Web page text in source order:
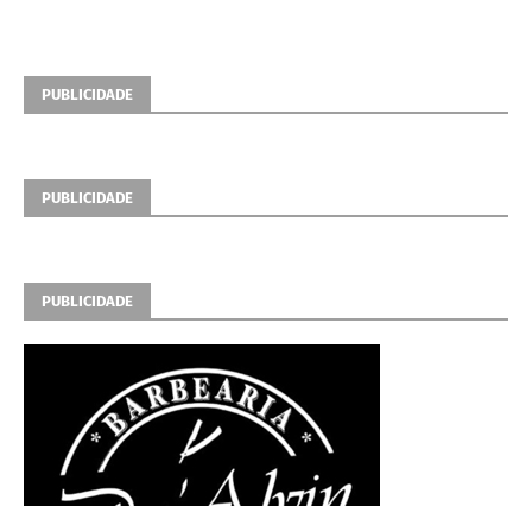
PUBLICIDADE
PUBLICIDADE
PUBLICIDADE